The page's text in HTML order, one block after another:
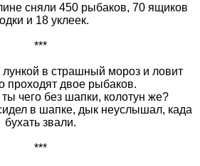
сняли 450 рыбаков, 70 ящиков
и 18 уклеек.
***
лункой в страшный мороз и ловит
проходят двое рыбаков.
чего без шапки, колотун же?
в шапке, дык неуслышал, када
бухать звали.
***